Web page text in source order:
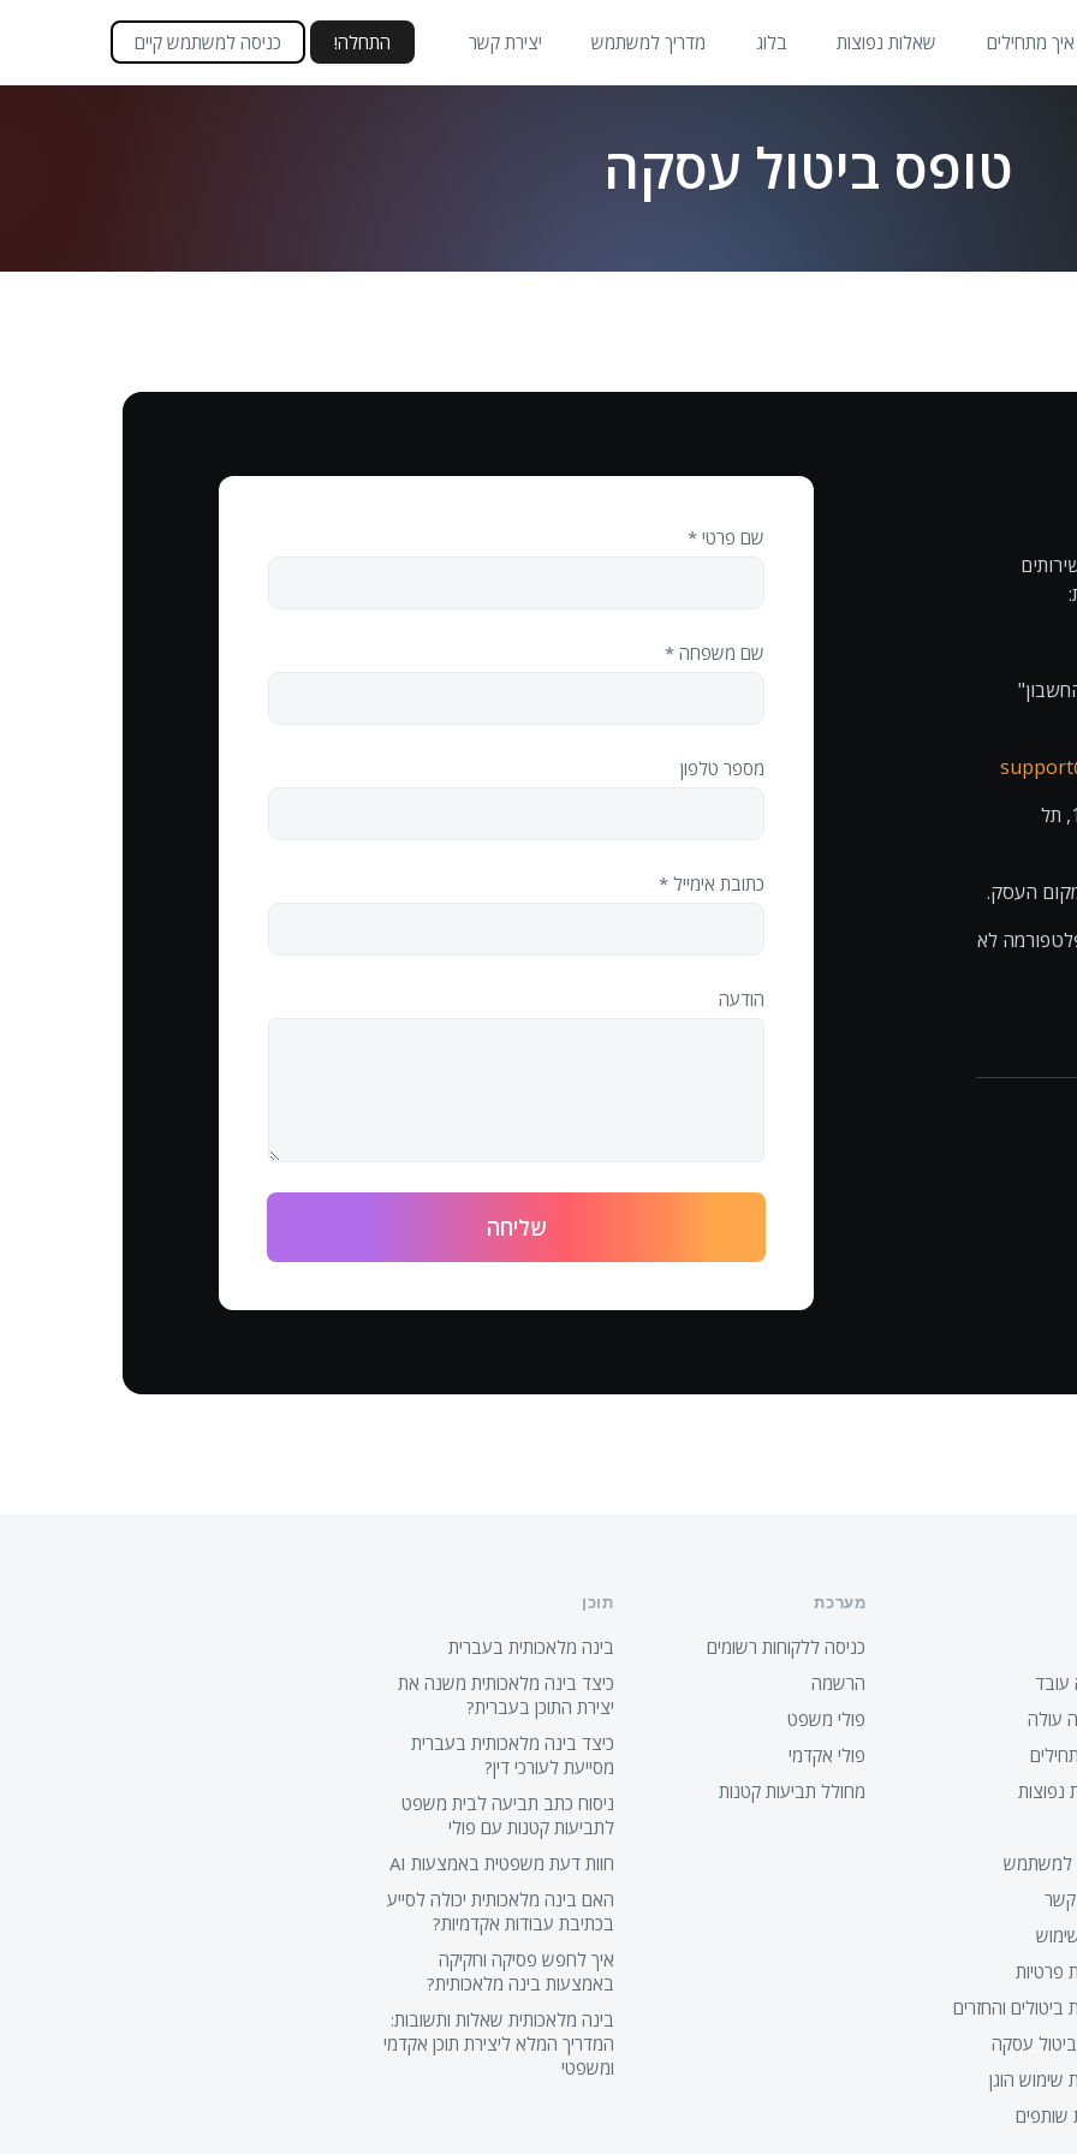
כניסה למשתמש קיים התחלה! יצירת קשר מדריך למשתמש בלוג שאלות נפוצות איך מתחילים
טופס ביטול עסקה
4. במשלוח דואר רשום לכתובת: קרליבך 10, תל
לא
שם פרטי *
שם משפחה *
מספר טלפון
כתובת אימייל *
הודעה
עובד
עולה
נפוצות
למשתמש
קשר
פרטיות
ביטולים והחזרים
עסקה
שימוש הוגן
שותפים
מערכת
כניסה ללקוחות רשומים
הרשמה
פולי משפט
פולי אקדמי
מחולל תביעות קטנות
תוכן
בינה מלאכותית בעברית
כיצד בינה מלאכותית משנה את
יצירת התוכן בעברית?
כיצד בינה מלאכותית בעברית
מסייעת לעורכי דין?
ניסוח כתב תביעה לבית משפט
לתביעות קטנות עם פולי
חוות דעת משפטית באמצעות AI
האם בינה מלאכותית יכולה לסייע
בכתיבת עבודות אקדמיות?
איך לחפש פסיקה וחקיקה
באמצעות בינה מלאכותית?
בינה מלאכותית שאלות ותשובות:
המדריך המלא ליצירת תוכן אקדמי
ומשפטי